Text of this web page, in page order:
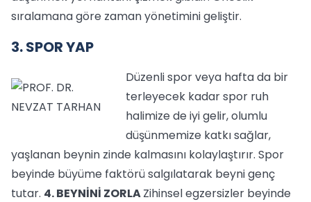
sıralamana göre zaman yönetimini geliştir.
3. SPOR YAP
Düzenli spor veya hafta da bir
terleyecek kadar spor ruh
halimize de iyi gelir, olumlu
düşünmemize katkı sağlar,
yaşlanan beynin zinde kalmasını kolaylaştırır. Spor
beyinde büyüme faktörü salgılatarak beyni genç
tutar. 4. BEYNİNİ ZORLAZihinsel egzersizler beyinde